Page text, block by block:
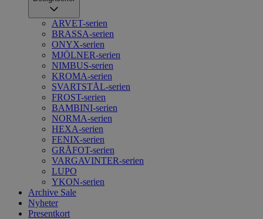
ARVET-serien
BRASSA-serien
ONYX-serien
MJÖLNER-serien
NIMBUS-serien
KROMA-serien
SVARTSTÅL-serien
FROST-serien
BAMBINI-serien
NORMA-serien
HEXA-serien
FENIX-serien
GRÅFOT-serien
VARGAVINTER-serien
LUPO
YKON-serien
Archive Sale
Nyheter
Presentkort